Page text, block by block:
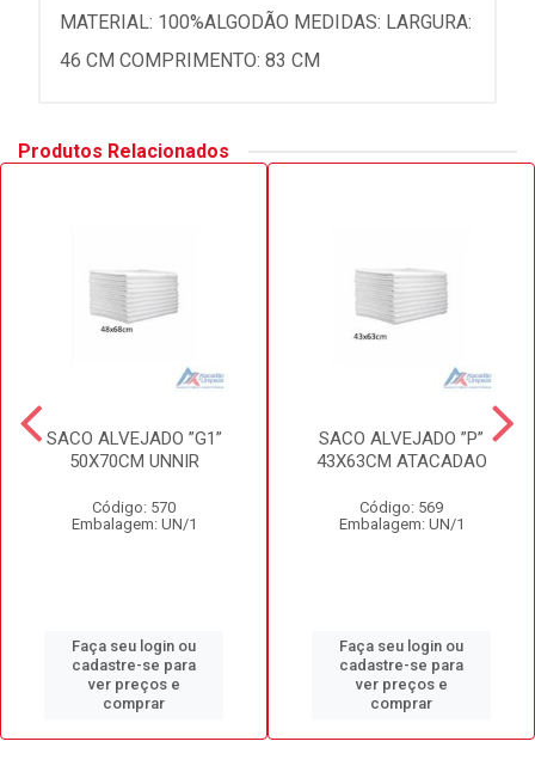
MATERIAL: 100%ALGODÃO MEDIDAS: LARGURA:
46 CM COMPRIMENTO: 83 CM
Produtos Relacionados
SACO ALVEJADO ”G1”
50X70CM UNNIR
Código: 570
Embalagem: UN/1
Faça seu login ou
cadastre-se para
ver preços e
comprar
SACO ALVEJADO ”P”
43X63CM ATACADAO
Código: 569
Embalagem: UN/1
Faça seu login ou
cadastre-se para
ver preços e
comprar